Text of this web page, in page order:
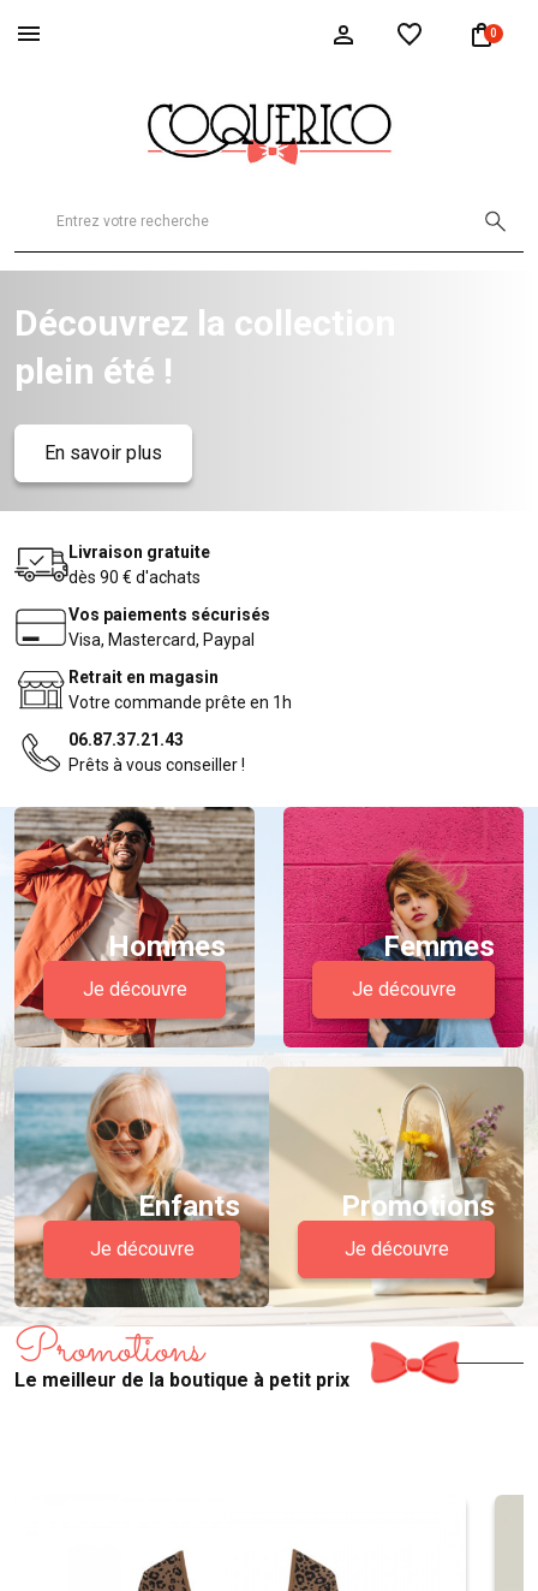
0
Découvrez la collection
plein été !
En savoir plus
Livraison gratuite
dès 90 € d'achats
Vos paiements sécurisés
Visa, Mastercard, Paypal
Retrait en magasin
Votre commande prête en 1h
06.87.37.21.43
Prêts à vous conseiller !
Hommes
Je découvre
Femmes
Je découvre
Enfants
Je découvre
Promotions
Je découvre
Promotions
Le meilleur de la boutique à petit prix